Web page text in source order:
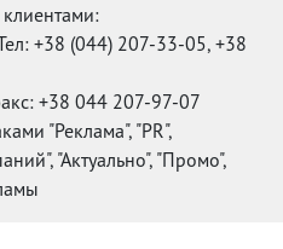
+38 (044) 207-33-05, +38
+38 044 207-97-07
"Реклама", "PR",
"Актуально", "Промо",